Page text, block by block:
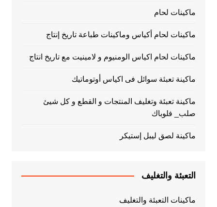
ماكينات لحام
ماكينات لحام أكياس وماكينات طباعة تاريخ إنتاج
ماكينات لحام اكياس الومنيوم و لامينيت مع تاريخ انتاج
ماكينة تعبئة سوائل فى اكياس أوتوماتيك
ماكينة تعبئة وتغليف المنتجات و القطع و كل شيئ
صلب_ فلوباك
ماكينة لصق ليبل إستيكر
التعبئة والتغليف
ماكينات التعبئة والتغليف